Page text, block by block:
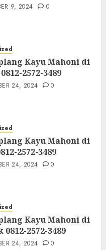
9, 2024 0
Kayu Mahoni di
2572-3489
24, 2024 0
Kayu Mahoni di
2572-3489
24, 2024 0
Kayu Mahoni di
2572-3489
24, 2024 0